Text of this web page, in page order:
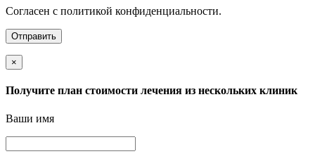
Согласен с политикой конфиденциальности.
×
Получите план стоимости лечения из нескольких клиник
Ваши имя